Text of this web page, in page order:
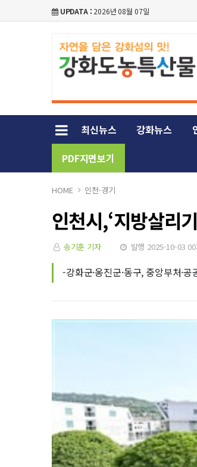
UPDATA : 2026년 08월 07일
최신뉴스 강화뉴스
PDF지면보기
HOME 인천·경기
인천시,‘지방살리
송기훈 기자 발행 2025-10-03
-강화군·옹진군·동구, 중앙부처·